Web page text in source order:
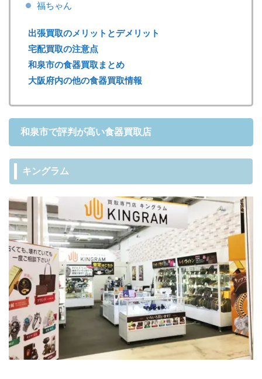
福ちゃん
出張買取のメリットとデメリット
宅配買取の注意点
和泉市の食器買取まとめ
大阪府内の他の食器買取情報
和泉市で評判が高い食器買取店
キングラム